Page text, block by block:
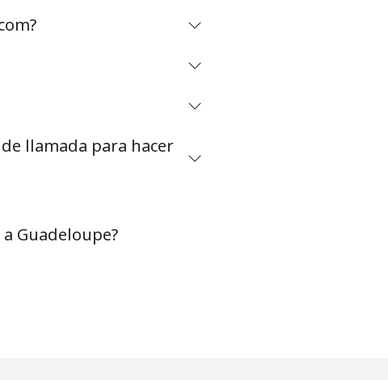
llamada para hacer
Guadeloupe?